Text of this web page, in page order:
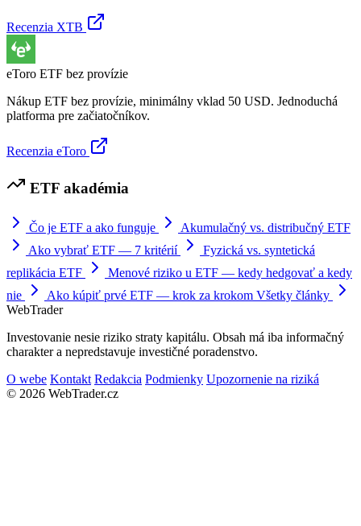
Recenzia XTB
eToro ETF bez provízie
Nákup ETF bez provízie, minimálny vklad 50 USD. Jednoduchá
platforma pre začiatočníkov.
Recenzia eToro
ETF akadémia
Čo je ETF a ako funguje
Akumulačný vs. distribučný ETF
Ako vybrať ETF — 7 kritérií
Fyzická vs. syntetická
replikácia ETF
Menové riziko u ETF — kedy hedgovať a kedy
nie
Ako kúpiť prvé ETF — krok za krokom Všetky články
WebTrader
Investovanie nesie riziko straty kapitálu. Obsah má iba informačný
charakter a nepredstavuje investičné poradenstvo.
O webe Kontakt Redakcia Podmienky Upozornenie na riziká
© 2026 WebTrader.cz